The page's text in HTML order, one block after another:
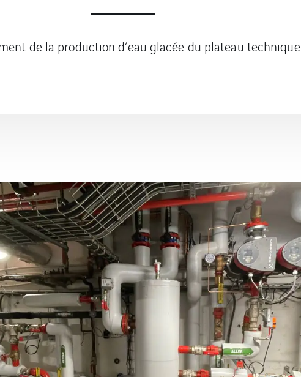
de la production d’eau glacée du plateau technique